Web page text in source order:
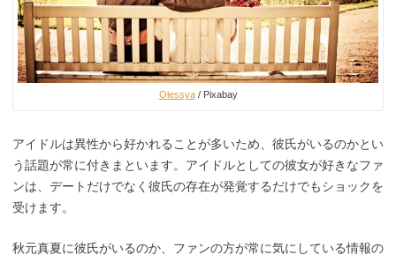
Olessya/ Pixabay
アイドルは異性から好かれることが多いため、彼氏がいるのかとい
う話題が常に付きまといます。アイドルとしての彼女が好きなファ
ンは、デートだけでなく彼氏の存在が発覚するだけでもショックを
受けます。
秋元真夏に彼氏がいるのか、ファンの方が常に気にしている情報の